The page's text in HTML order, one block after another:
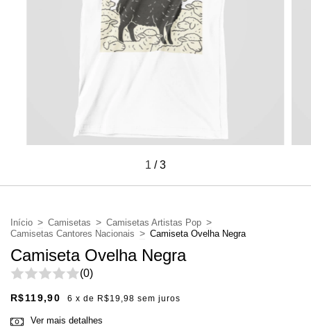
1 /3
Início > Camisetas > Camisetas Artistas Pop >
Camisetas Cantores Nacionais > Camiseta Ovelha Negra
Camiseta Ovelha Negra
(0)
R$119,90 6 x de R$19,98 sem juros
Ver mais detalhes